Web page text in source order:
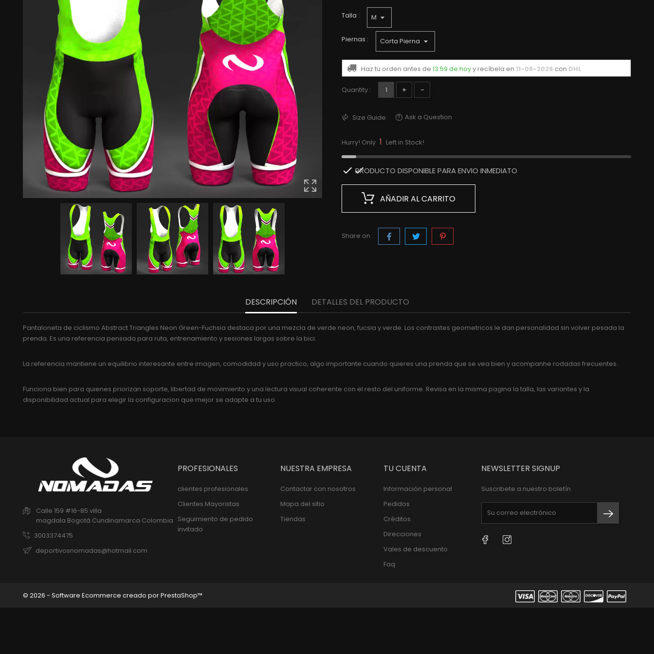
Talla :
Piernas :
Haz tu orden antes de 13:59 de hoyy recíbela en 11-08-2026 con DHL
Quantity : + -
Size Guide Ask a Question
Hurry! Only 1 Left in Stock!

PRODUCTO DISPONIBLE PARA ENVIO INMEDIATO
AÑADIR AL CARRITO
Share on :
DESCRIPCIÓN DETALLES DEL PRODUCTO
Pantaloneta de ciclismo Abstract Triangles Neon Green-Fuchsia destaca por una mezcla de verde neon, fucsia y verde. Los contrastes geometricos le dan personalidad sin volver pesada la
prenda. Es una referencia pensada para ruta, entrenamiento y sesiones largas sobre la bici.
La referencia mantiene un equilibrio interesante entre imagen, comodidad y uso practico, algo importante cuando quieres una prenda que se vea bien y acompanhe rodadas frecuentes.
Funciona bien para quienes priorizan soporte, libertad de movimiento y una lectura visual coherente con el resto del uniforme. Revisa en la misma pagina la talla, las variantes y la
disponibilidad actual para elegir la configuracion que mejor se adapte a tu uso.
Calle 159 #16-85 villa
magdala Bogotá Cundinamarca Colombia
3003374475
deportivosnomadas@hotmail.com
PROFESIONALES
clientes profesionales
Clientes Mayoristas
Seguimiento de pedido
invitado
NUESTRA EMPRESA
Contactar con nosotros
Mapa del sitio
Tiendas
TU CUENTA
Información personal
Pedidos
Créditos
Direcciones
Vales de descuento
Faq
NEWSLETTER SIGNUP
Suscribete a nuestro boletín
FacebookInstagram
© 2026 - Software Ecommerce creado por PrestaShop™